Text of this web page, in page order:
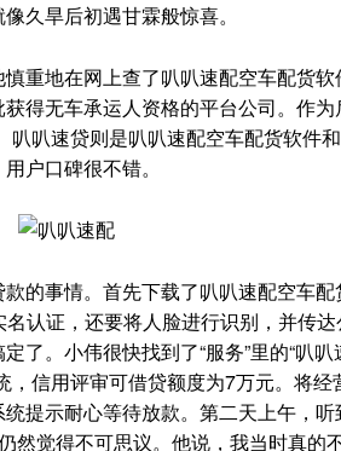
久旱后初遇甘霖般惊喜。
地在网上查了叭叭速配空车配货软
得无车承运人资格的平台公司。作
叭叭速贷则是叭叭速配空车配货软件
户口碑很不错。
事情。首先下载了叭叭速配空车配
认证，还要将人脸进行识别，并传
。小伟很快找到了“服务”里的“叭
信用评审可借贷额度为7万元。将
提示耐心等待放款。第二天上午，听
觉得不可思议。他说，我当时真的